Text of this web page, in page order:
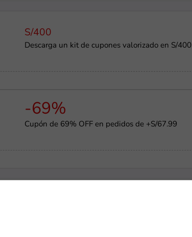
S/400
Descarga un kit de cupones valorizado en S/400
-69%
Cupón de 69% OFF en pedidos de +S/67.99